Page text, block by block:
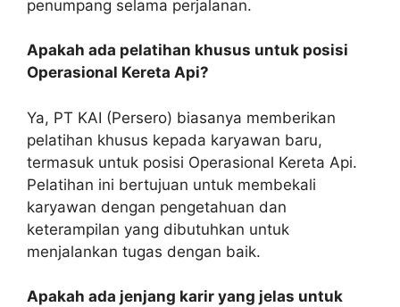
penumpang selama perjalanan.
Apakah ada pelatihan khusus untuk posisi
Operasional Kereta Api?
Ya, PT KAI (Persero) biasanya memberikan
pelatihan khusus kepada karyawan baru,
termasuk untuk posisi Operasional Kereta Api.
Pelatihan ini bertujuan untuk membekali
karyawan dengan pengetahuan dan
keterampilan yang dibutuhkan untuk
menjalankan tugas dengan baik.
Apakah ada jenjang karir yang jelas untuk